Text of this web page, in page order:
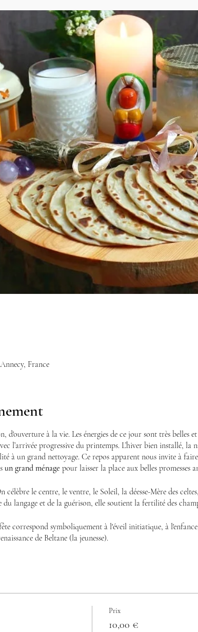
France
à la vie. Les énergies de ce jour sont très belles et
l’arrivée progressive du printemps. L’hiver bien installé, la
à un grand nettoyage. Ce repos apparent nous invite à
un grand ménage pour laisser la place aux belles promesses
célèbre le centre, le ventre, le Soleil, la déesse-Mère des
langage et de la guérison, elle soutient la fertilité des
correspond symboliquement à l'éveil initiatique, à
de Beltane (la jeunesse).
pour purifier et harmoniser votre maison, avec les
Birgit et le Soleil
Prix
10,00 €